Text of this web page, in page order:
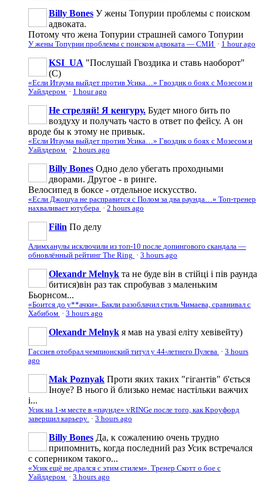
Billy Bones У жены Топурии проблемы с поиском
адвоката.
Потому что жена Топурии страшней самого Топурии
У жены Топурии проблемы с поиском адвоката — СМИ · 1 hour ago
KSI_UA "Послушай Гвоздика и ставь наоборот"
(С)
«Если Итаума выйдет против Усика…» Гвоздик о боях с Мозесом и
Уайлдером · 1 hour ago
Не стреляй! Я кенгуру. Будет много бить по
воздуху и получать часто в ответ по фейсу. А он
вроде бы к этому не привык.
«Если Итаума выйдет против Усика…» Гвоздик о боях с Мозесом и
Уайлдером · 2 hours ago
Billy Bones Одно дело убегать проходными
дворами. Другое - в ринге.
Велосипед в боксе - отдельное искусство.
«Если Джошуа не расправится с Полом за два раунда…» Топ-тренер
нахваливает ютубера · 2 hours ago
Filin По делу
Алимханулы исключили из топ-10 после допингового скандала —
обновлённый рейтинг The Ring · 3 hours ago
Olexandr Melnyk та не буде він в стійці і пів раунда
битися)він раз так спробував з маленьким
Бьорнсом...
«Боится до у**ачки». Бакли разоблачил стиль Чимаева, сравнивал с
Хабибом · 3 hours ago
Olexandr Melnyk я мав на увазі еліту хевівейту)
Гассиев отобрал чемпионский титул у 44-летнего Пулева · 3 hours
ago
Mak Poznyak Проти яких таких "гігантів" б'ється
Іноуе? В нього й близько немає настільки важчих
і...
Усик на 1-м месте в «паунде» vRINGe после того, как Кроуфорд
завершил карьеру · 3 hours ago
Billy Bones Да, к сожалению очень трудно
припомнить, когда последний раз Усик встречался
с соперником такого...
«Усик ещё не дрался с этим стилем». Тренер Скотт о бое с
Уайлдером · 3 hours ago